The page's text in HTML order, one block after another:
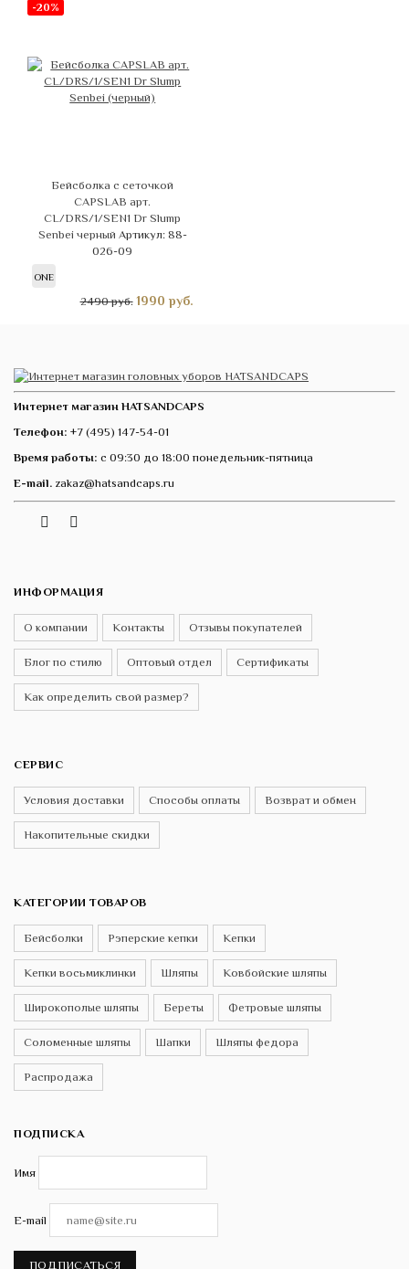
-20%
Бейсболка с сеточкой
CAPSLAB арт.
CL/DRS/1/SEN1 Dr Slump
Senbei черный Артикул: 88-
026-09
ONE
2490 руб. 1990 руб.
Интернет магазин HATSANDCAPS
Телефон: +7 (495) 147-54-01
Время работы: с 09:30 до 18:00 понедельник-пятница
E-mail. zakaz@hatsandcaps.ru
Telegram
ИНФОРМАЦИЯ
О компании Контакты Отзывы покупателей
Блог по стилю Оптовый отдел Сертификаты
Как определить свой размер?
СЕРВИС
Условия доставки Способы оплаты Возврат и обмен
Накопительные скидки
КАТЕГОРИИ ТОВАРОВ
Бейсболки Рэперские кепки Кепки
Кепки восьмиклинки Шляпы Ковбойские шляпы
Широкополые шляпы Береты Фетровые шляпы
Соломенные шляпы Шапки Шляпы федора
Распродажа
ПОДПИСКА
Имя
E-mail
ПОДПИСАТЬСЯ